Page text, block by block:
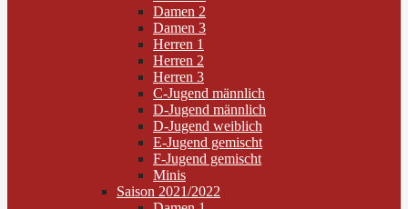
Damen 2
Damen 3
Herren 1
Herren 2
Herren 3
C-Jugend männlich
D-Jugend männlich
D-Jugend weiblich
E-Jugend gemischt
F-Jugend gemischt
Minis
Saison 2021/2022